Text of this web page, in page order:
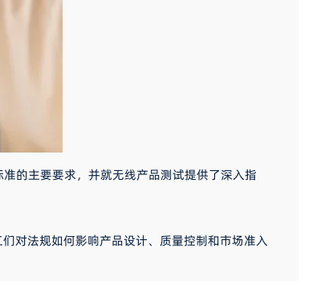
的主要要求，并就无线产品测试提供了深入指
对法规如何影响产品设计、质量控制和市场准入